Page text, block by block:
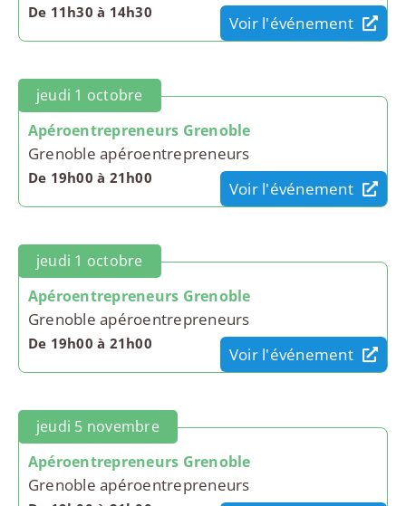
De 11h30 à 14h30
Voir l'événement
jeudi 1 octobre
Apéroentrepreneurs Grenoble
Grenoble apéroentrepreneurs
De 19h00 à 21h00
Voir l'événement
jeudi 1 octobre
Apéroentrepreneurs Grenoble
Grenoble apéroentrepreneurs
De 19h00 à 21h00
Voir l'événement
jeudi 5 novembre
Apéroentrepreneurs Grenoble
Grenoble apéroentrepreneurs